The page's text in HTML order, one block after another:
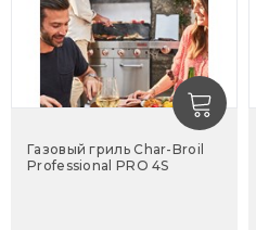
Газовый гриль Char-Broil
Professional PRO 4S